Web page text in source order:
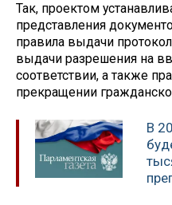
Так, проектом
представления
правила выдачи
выдачи разрешения на
соответствии, а также
прекращении
В